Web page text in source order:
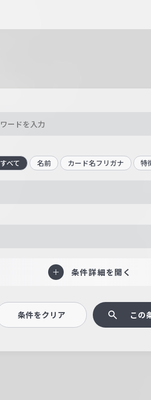
すべて 名前 カード名フリガナ 特
条件詳細を開く
条件をクリア この